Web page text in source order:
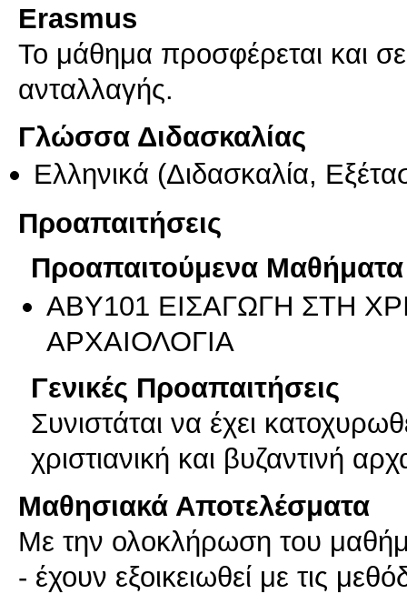
Erasmus
Το μάθημα προσφέρεται και
ανταλλαγής.
Γλώσσα Διδασκαλίας
Ελληνικά (Διδασκαλία,
Προαπαιτήσεις
Προαπαιτούμενα Μαθήματα
ΑΒΥ101 ΕΙΣΑΓΩΓΗ ΣΤΗ
ΑΡΧΑΙΟΛΟΓΙΑ
Γενικές Προαπαιτήσεις
Συνιστάται να έχει
χριστιανική και βυζαντινή
Μαθησιακά Αποτελέσματα
Με την ολοκλήρωση του
- έχουν εξοικειωθεί με τις